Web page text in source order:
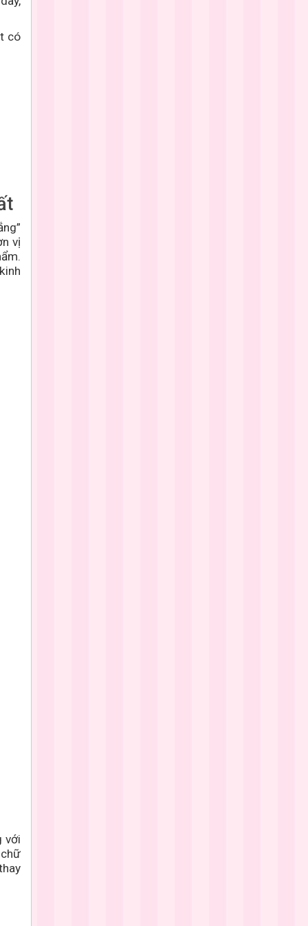
có
vị
với